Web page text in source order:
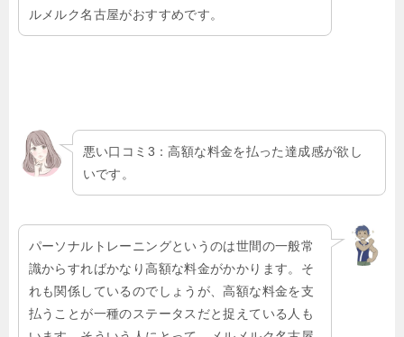
ルメルク名古屋がおすすめです。
悪い口コミ3：高額な料金を払った達成感が欲し
いです。
パーソナルトレーニングというのは世間の一般常
識からすればかなり高額な料金がかかります。そ
れも関係しているのでしょうが、高額な料金を支
払うことが一種のステータスだと捉えている人も